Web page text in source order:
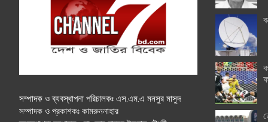
সম্পাদক ও ব্যবস্থাপনা পরিচালকঃ এস.এম.এ মনসুর মাসুদ
সম্পাদক ও প্রকাশকঃ কামরুননাহার